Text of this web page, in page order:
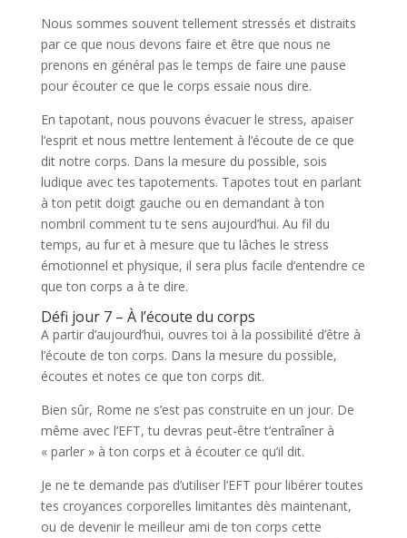
Nous sommes souvent tellement stressés et distraits
par ce que nous devons faire et être que nous ne
prenons en général pas le temps de faire une pause
pour écouter ce que le corps essaie nous dire.
En tapotant, nous pouvons évacuer le stress, apaiser
l’esprit et nous mettre lentement à l’écoute de ce que
dit notre corps. Dans la mesure du possible, sois
ludique avec tes tapotements. Tapotes tout en parlant
à ton petit doigt gauche ou en demandant à ton
nombril comment tu te sens aujourd’hui. Au fil du
temps, au fur et à mesure que tu lâches le stress
émotionnel et physique, il sera plus facile d’entendre ce
que ton corps a à te dire.
Défi jour 7 – À l’écoute du corps
A partir d’aujourd’hui, ouvres toi à la possibilité d’être à
l’écoute de ton corps. Dans la mesure du possible,
écoutes et notes ce que ton corps dit.
Bien sûr, Rome ne s’est pas construite en un jour. De
même avec l’EFT, tu devras peut-être t’entraîner à
« parler » à ton corps et à écouter ce qu’il dit.
Je ne te demande pas d’utiliser l’EFT pour libérer toutes
tes croyances corporelles limitantes dès maintenant,
ou de devenir le meilleur ami de ton corps cette